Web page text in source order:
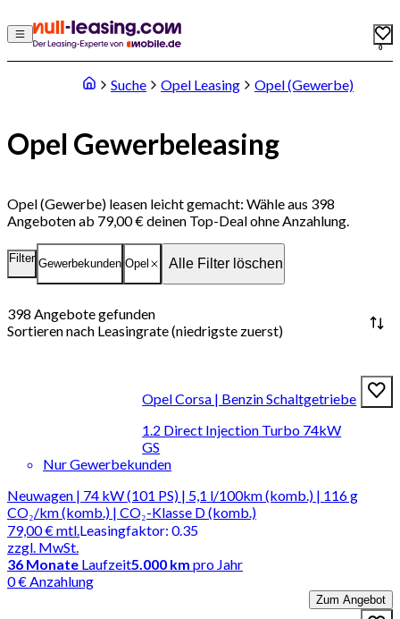
0
Suche Opel Leasing Opel (Gewerbe)
Opel Gewerbeleasing
Opel (Gewerbe) leasen leicht gemacht: Wähle aus 398
Angeboten ab 79,00 € deinen Top-Deal ohne Anzahlung.
Filter Gewerbekunden Opel Alle Filter löschen
398 Angebote gefunden
Sortieren nach Leasingrate (niedrigste zuerst)
Opel Corsa | Benzin Schaltgetriebe
1.2 Direct Injection Turbo 74kW
GS
Nur Gewerbekunden
Neuwagen | 74 kW (101 PS) | 5,1 l/100km (komb.) | 116 g
CO₂/km (komb.) | CO₂-Klasse D (komb.)
79,00 €mtl.
zzgl. MwSt.
Leasingfaktor: 0.35
36 Monate Laufzeit5.000 km pro Jahr
0 € Anzahlung
Zum Angebot